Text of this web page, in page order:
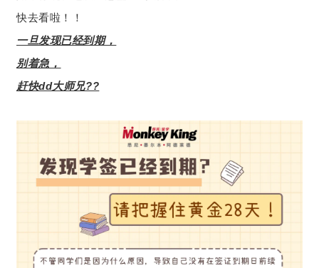
快去看啦！！
一旦发现已经到期，
别着急，
赶快dd大师兄??